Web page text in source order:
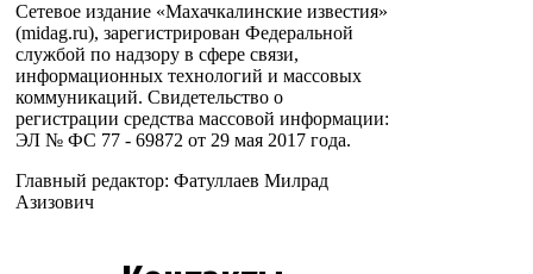
Сетевое издание «Махачкалинские известия»
(midag.ru), зарегистрирован Федеральной
службой по надзору в сфере связи,
информационных технологий и массовых
коммуникаций. Свидетельство о
регистрации средства массовой информации:
ЭЛ № ФС 77 - 69872 от 29 мая 2017 года.
Главный редактор: Фатуллаев Милрад
Азизович